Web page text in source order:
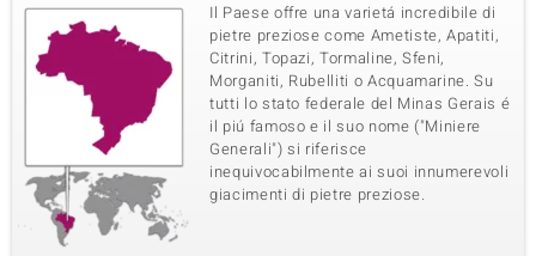
Il Paese offre una varietá incredibile di
pietre preziose come Ametiste, Apatiti,
Citrini, Topazi, Tormaline, Sfeni,
Morganiti, Rubelliti o Acquamarine. Su
tutti lo stato federale del Minas Gerais é
il piú famoso e il suo nome ("Miniere
Generali") si riferisce
inequivocabilmente ai suoi innumerevoli
giacimenti di pietre preziose.